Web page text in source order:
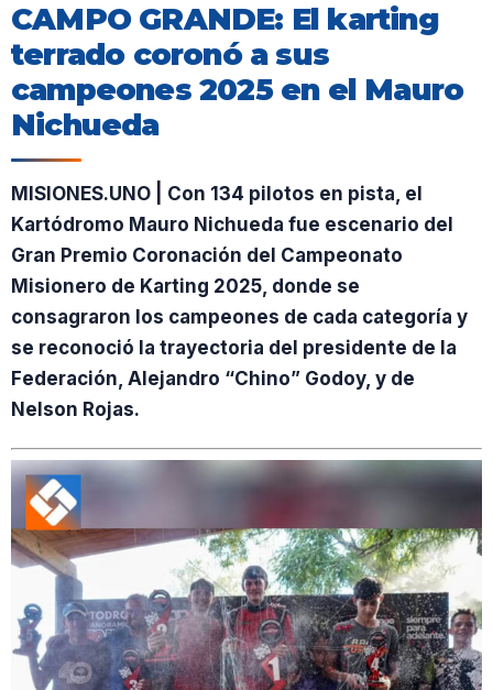
CAMPO GRANDE: El karting
terrado coronó a sus
campeones 2025 en el Mauro
Nichueda
MISIONES.UNO | Con 134 pilotos en pista, el
Kartódromo Mauro Nichueda fue escenario del
Gran Premio Coronación del Campeonato
Misionero de Karting 2025, donde se
consagraron los campeones de cada categoría y
se reconoció la trayectoria del presidente de la
Federación, Alejandro “Chino” Godoy, y de
Nelson Rojas.